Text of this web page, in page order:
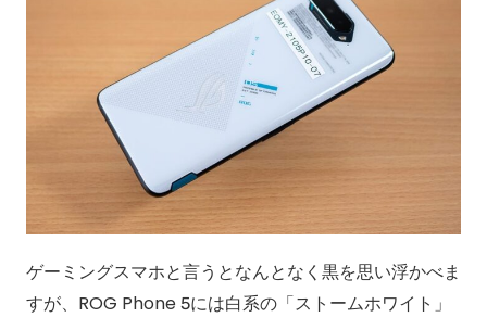
ゲーミングスマホと言うとなんとなく黒を思い浮かべま
すが、ROG Phone 5には白系の「ストームホワイト」